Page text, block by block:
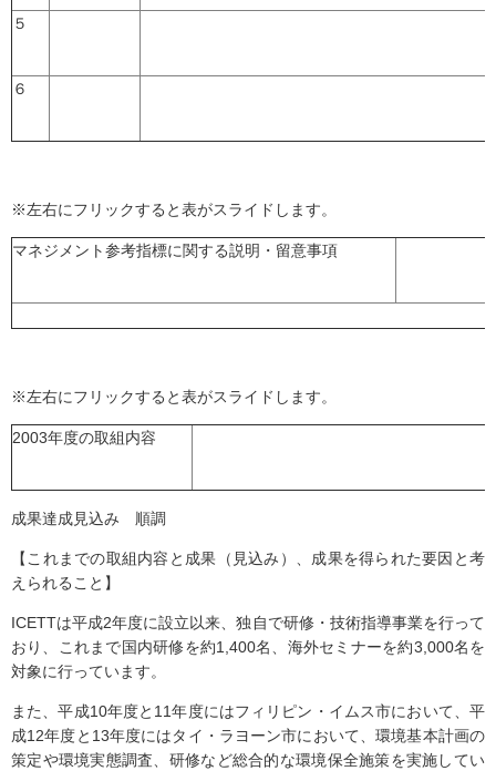
５
６
※左右にフリックすると表がスライドします。
マネジメント参考指標に関する説明・留意事項
※左右にフリックすると表がスライドします。
2003年度の取組内容
成果達成見込み 順調
【これまでの取組内容と成果（見込み）、成果を得られた要因と考
えられること】
ICETTは平成2年度に設立以来、独自で研修・技術指導事業を行って
おり、これまで国内研修を約1,400名、海外セミナーを約3,000名を
対象に行っています。
また、平成10年度と11年度にはフィリピン・イムス市において、平
成12年度と13年度にはタイ・ラヨーン市において、環境基本計画の
策定や環境実態調査、研修など総合的な環境保全施策を実施してい